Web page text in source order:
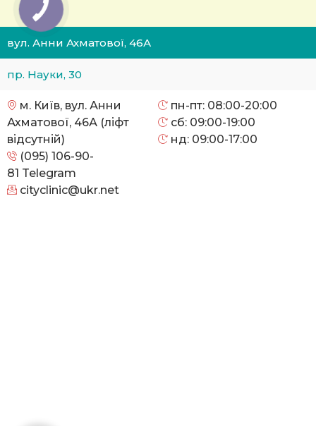
вул. Анни Ахматової, 46А
м. Київ, вул. Анни
Ахматової, 46А (ліфт
відсутній)
(095) 106-90-
81 Telegram
cityclinic@ukr.net
пн-пт: 08:00-20:00
сб: 09:00-19:00
нд: 09:00-17:00
пр. Науки, 30